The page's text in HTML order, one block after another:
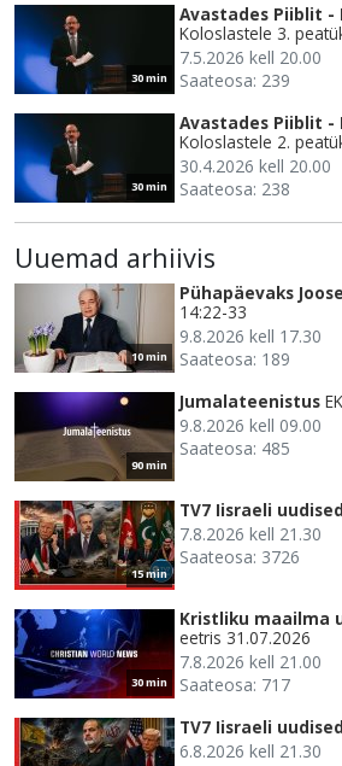
30 min
Avastades Piiblit -
Koloslastele 3.
7.5.2026 kell 20.00
Saateosa: 239
30 min
Avastades Piiblit -
Koloslastele 2.
30.4.2026 kell 20.00
Saateosa: 238
Uuemad arhiivis
10 min
Pühapäevaks
14:22-33
9.8.2026 kell 17.30
Saateosa: 189
90 min
Jumalateenistus
9.8.2026 kell 09.00
Saateosa: 485
15 min
TV7 Iisraeli uudised
7.8.2026 kell 21.30
Saateosa: 3726
30 min
Kristliku maailma
eetris 31.07.2026
7.8.2026 kell 21.00
Saateosa: 717
TV7 Iisraeli uudised
6.8.2026 kell 21.30